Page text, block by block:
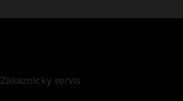
Zákaznický servis